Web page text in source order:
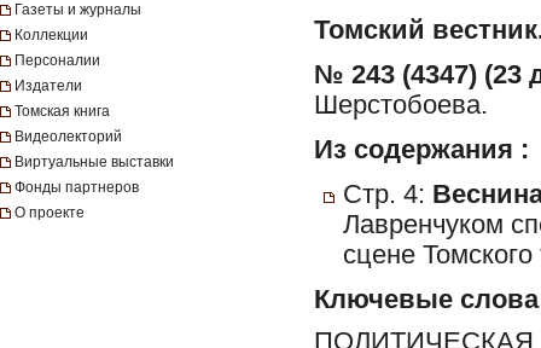
Газеты и журналы
Коллекции
Персоналии
Издатели
Томская книга
Видеолекторий
Виртуальные выставки
Фонды партнеров
О проекте
Томский
№ 243 (4347) (23
Шерстобоева.
Из содержания :
Стр. 4:
Лавренчуком
сцене
Ключевые слова